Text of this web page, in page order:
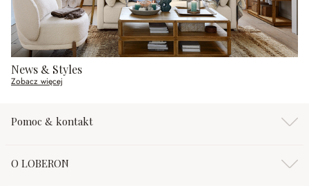
News & Styles
Zobacz więcej
Pomoc & kontakt
O LOBERON